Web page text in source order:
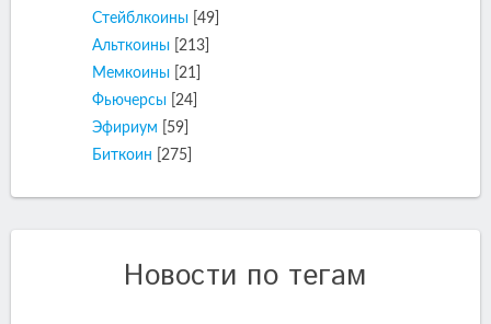
Стейблкоины [49]
Альткоины [213]
Мемкоины [21]
Фьючерсы [24]
Эфириум
[59]
Биткоин
[275]
Новости по тегам